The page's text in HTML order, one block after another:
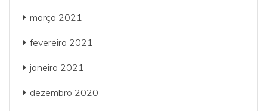
março 2021
fevereiro 2021
janeiro 2021
dezembro 2020